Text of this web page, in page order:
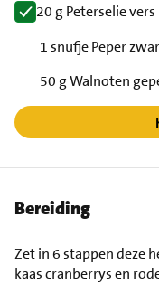
20 g Peterselie vers
1 snufje Peper
50 g Walnoten
Bereiding
Zet in 6 stappen deze
kaas cranberrys en